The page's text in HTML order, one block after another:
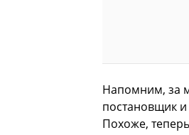
Напомним, за
постановщик
Похоже,